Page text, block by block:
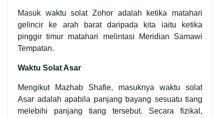
Masuk waktu solat Zohor adalah ketika matahari
gelincir ke arah barat daripada kita iaitu ketika
pinggir timur matahari melintasi Meridian Samawi
Tempatan.
Waktu Solat Asar
Mengikut Mazhab Shafie, masuknya waktu solat
Asar adalah apabila panjang bayang sesuatu tiang
melebihi panjang tiang tersebut. Secara fizikal,